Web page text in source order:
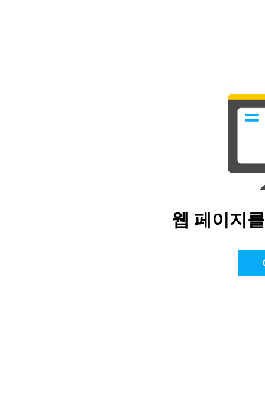
웹 페이지